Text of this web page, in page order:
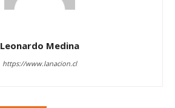
Leonardo Medina
https://www.lanacion.cl